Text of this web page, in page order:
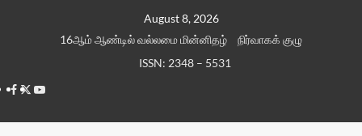
August 8, 2026
16ஆம் ஆண்டில் வல்லமை மின்னிதழ்
நிர்வாகக் குழு
ISSN: 2348 – 5531
Facebook
TwitterYoutube